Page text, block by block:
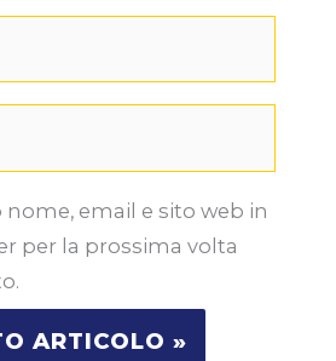
nome, email e sito web in
per la prossima volta